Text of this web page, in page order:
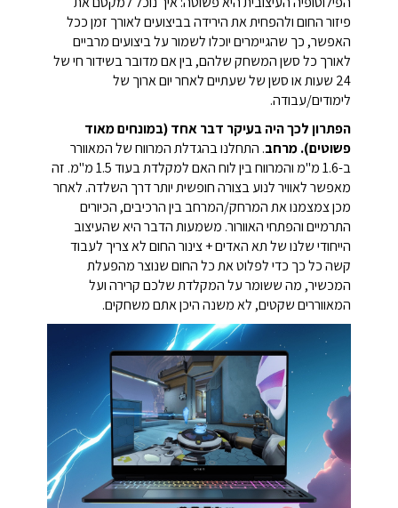
פיזור החום ולהפחית את הירידה בביצועים לאורך זמן ככל
האפשר, כך שהגיימרים יוכלו לשמור על ביצועים מרביים
לאורך כל סשן המשחק שלהם, בין אם מדובר בשידור חי של
24 שעות או סשן של שעתיים לאחר יום ארוך של
לימודים/עבודה.
הפתרון לכך היה בעיקר דבר אחד (במונחים מאוד
פשוטים). מרחב. התחלנו בהגדלת המרווח של המאוורר
ב-1.6 מ"מ והמרווח בין לוח האם למקלדת בעוד 1.5 מ"מ. זה
מאפשר לאוויר לנוע בצורה חופשית יותר דרך השלדה. לאחר
מכן צמצמנו את המרחק/המרחב בין הרכיבים, הכיורים
התרמיים והפתחי האוורור. משמעות הדבר היא שהעיצוב
הייחודי שלנו של תא האדים + צינור החום לא צריך לעבוד
קשה כל כך כדי לפלוט את כל החום שנוצר מהפעלת
המכשיר, מה ששומר על המקלדת שלכם קרירה ועל
המאווררים שקטים, לא משנה היכן אתם משחקים.